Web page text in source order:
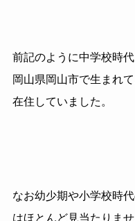
前記のように中学校時
岡山県岡山市で生まれ
在住していました。
なお幼少期や小学校時
はほとんど見当たりませ